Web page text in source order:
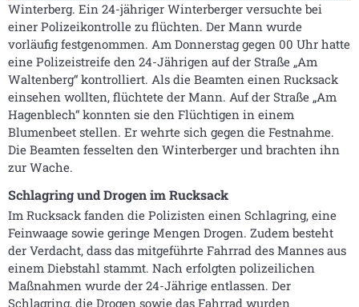
Winterberg. Ein 24-jähriger Winterberger versuchte bei
einer Polizeikontrolle zu flüchten. Der Mann wurde
vorläufig festgenommen. Am Donnerstag gegen 00 Uhr hatte
eine Polizeistreife den 24-Jährigen auf der Straße „Am
Waltenberg“ kontrolliert. Als die Beamten einen Rucksack
einsehen wollten, flüchtete der Mann. Auf der Straße „Am
Hagenblech“ konnten sie den Flüchtigen in einem
Blumenbeet stellen. Er wehrte sich gegen die Festnahme.
Die Beamten fesselten den Winterberger und brachten ihn
zur Wache.
Schlagring und Drogen im Rucksack
Im Rucksack fanden die Polizisten einen Schlagring, eine
Feinwaage sowie geringe Mengen Drogen. Zudem besteht
der Verdacht, dass das mitgeführte Fahrrad des Mannes aus
einem Diebstahl stammt. Nach erfolgten polizeilichen
Maßnahmen wurde der 24-Jährige entlassen. Der
Schlagring, die Drogen sowie das Fahrrad wurden